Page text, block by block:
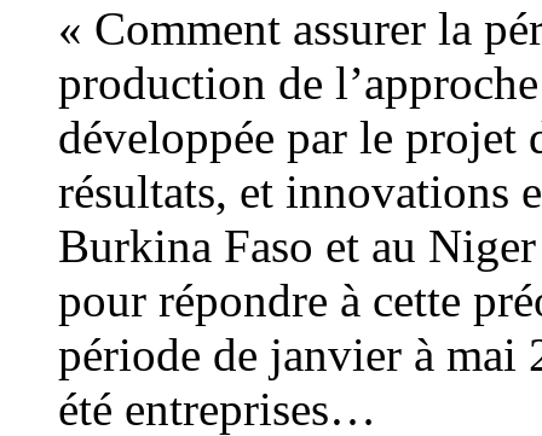
« Comment assurer la
production de
développée par le projet
résultats, et innovations
Burkina Faso et au
pour répondre à cette
période de janvier à mai
été entreprises…